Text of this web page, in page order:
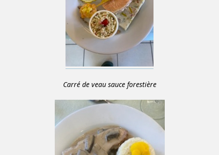
Carré de veau sauce forestière